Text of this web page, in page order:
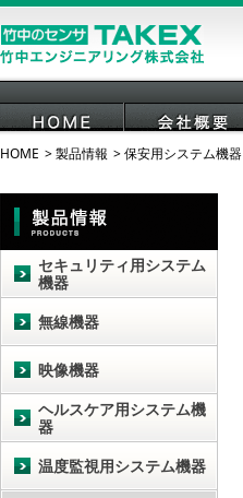
HOME 会社概要
HOME 製品情報 保安用システム機器
セキュリティ用システム
機器
無線機器
映像機器
ヘルスケア用システム機
器
温度監視用システム機器